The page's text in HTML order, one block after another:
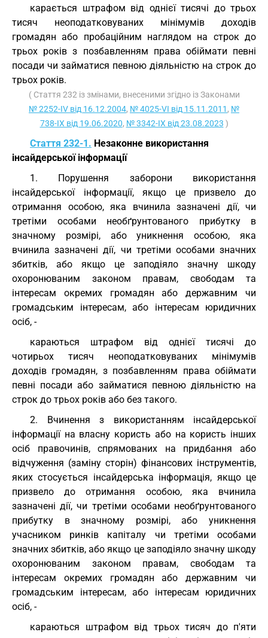
карається штрафом від однієї тисячі до трьох
тисяч неоподатковуваних мінімумів доходів
громадян або пробаційним наглядом на строк до
трьох років з позбавленням права обіймати певні
посади чи займатися певною діяльністю на строк до
трьох років.
( Стаття 232 із змінами, внесеними згідно із Законами
№ 2252-IV від 16.12.2004, № 4025-VI від 15.11.2011 , №
738-IX від 19.06.2020, № 3342-IX від 23.08.2023 )
Стаття 232-1. Незаконне використання
інсайдерської інформації
1. Порушення заборони використання
інсайдерської інформації, якщо це призвело до
отримання особою, яка вчинила зазначені дії, чи
третіми особами необґрунтованого прибутку в
значному розмірі, або уникнення особою, яка
вчинила зазначені дії, чи третіми особами значних
збитків, або якщо це заподіяло значну шкоду
охоронюваним законом правам, свободам та
інтересам окремих громадян або державним чи
громадським інтересам, або інтересам юридичних
осіб, -
караються штрафом від однієї тисячі до
чотирьох тисяч неоподатковуваних мінімумів
доходів громадян, з позбавленням права обіймати
певні посади або займатися певною діяльністю на
строк до трьох років або без такого.
2. Вчинення з використанням інсайдерської
інформації на власну користь або на користь інших
осіб правочинів, спрямованих на придбання або
відчуження (заміну сторін) фінансових інструментів,
яких стосується інсайдерська інформація, якщо це
призвело до отримання особою, яка вчинила
зазначені дії, чи третіми особами необґрунтованого
прибутку в значному розмірі, або уникнення
учасником ринків капіталу чи третіми особами
значних збитків, або якщо це заподіяло значну шкоду
охоронюваним законом правам, свободам та
інтересам окремих громадян або державним чи
громадським інтересам, або інтересам юридичних
осіб, -
караються штрафом від трьох тисяч до п'яти